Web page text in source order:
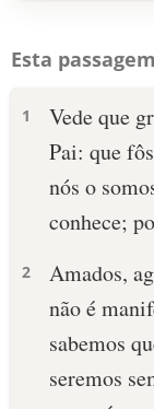
Esta
1
Vede que
Pai: que
nós o
conhece;
2
Amados,
não é
sabemos
seremos